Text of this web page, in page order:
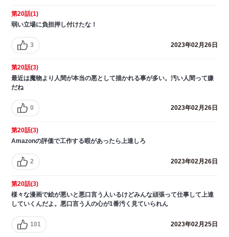
第20話(1)
弱い立場に負担押し付けたな！
3 2023年02月26日
第20話(3)
最近は魔物より人間が本当の悪として描かれる事が多い。汚い人間って嫌
だね
0 2023年02月26日
第20話(3)
Amazonの評価で工作する暇があったら上達しろ
2 2023年02月26日
第20話(3)
様々な漫画で絵が悪いと悪口言う人いるけどみんな頑張って仕事して上達
していくんだよ。悪口言う人の心が1番汚く見ていられん
101 2023年02月25日